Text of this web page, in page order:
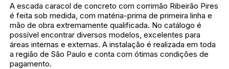
A escada caracol de concreto com corrimão Ribeirão Pires
é feita sob medida, com matéria-prima de primeira linha e
mão de obra extremamente qualificada. No catálogo é
possível encontrar diversos modelos, excelentes para
áreas internas e externas. A instalação é realizada em toda
a região de São Paulo e conta com ótimas condições de
pagamento.